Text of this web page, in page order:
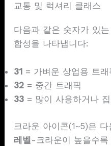
교통 및 럭셔리 클래스
다음과 같은 숫자가 있
합성을 나타냅니다:
31= 가벼운 상업용 트래
32= 중간 트래픽
33= 많이 사용하거나
크라운 아이콘(1~5)은
레벨 -크라운이 높을수